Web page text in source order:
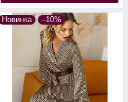
Новинка –10%